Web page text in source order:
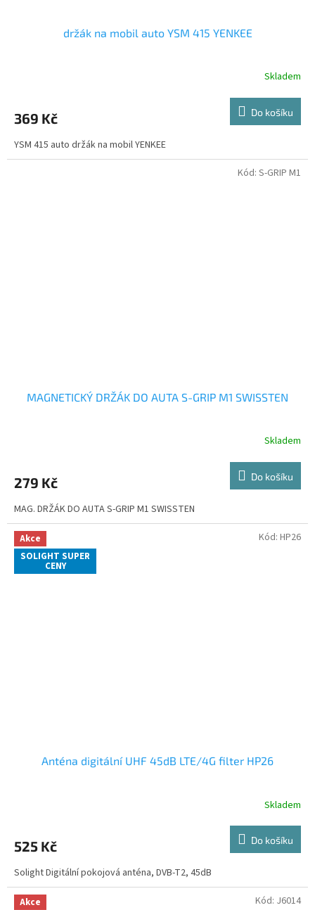
držák na mobil auto YSM 415 YENKEE
Skladem
369 Kč Do košíku
YSM 415 auto držák na mobil YENKEE
MAGNETICKÝ DRŽÁK DO AUTA S-GRIP M1 SWISSTEN
Skladem
279 Kč Do košíku
MAG. DRŽÁK DO AUTA S-GRIP M1 SWISSTEN
Kód: S-GRIP M1
Akce
SOLIGHT SUPER
CENY
Anténa digitální UHF 45dB LTE/4G filter HP26
Skladem
525 Kč Do košíku
Solight Digitální pokojová anténa, DVB-T2, 45dB
Kód: HP26
Akce Kód: J6014